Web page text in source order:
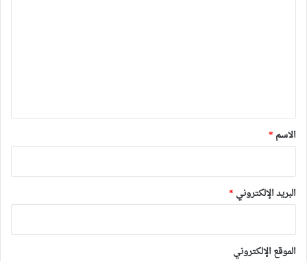
*
الاسم *
البريد الإلكتروني *
الموقع الإلكتروني